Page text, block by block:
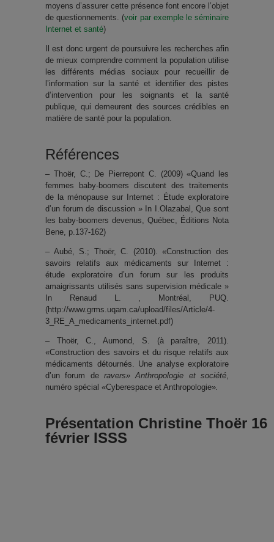
moyens d’assurer cette présence font encore l’objet
de questionnements. (voir par exemple le séminaire
Internet et santé)
Il est donc urgent de poursuivre les recherches afin
de mieux comprendre comment la population utilise
les différents médias sociaux pour recueillir de
l’information sur la santé et identifier des pistes
d’intervention pour les soignants et la santé
publique, qui demeurent des sources crédibles en
matière de santé pour la population.
Références
– Thoër, C.; De Pierrepont C. (2009) «Quand les
femmes baby-boomers discutent des traitements
de la ménopause sur Internet : Étude exploratoire
d’un forum de discussion »
In I.Olazabal, Que sont
les baby-boomers devenus, Québec, Éditions Nota
Bene, p.137-162)
– Aubé, S.; Thoër, C. (2010). «Construction des
savoirs relatifs aux médicaments sur Internet :
étude exploratoire d’un forum sur les produits
amaigrissants utilisés sans supervision médicale »
In Renaud L. , Montréal, PUQ.
(http://www.grms.uqam.ca/upload/files/Article/4-
3_RE_A_medicaments_internet.pdf)
– Thoër, C., Aumond, S. (à paraître, 2011).
«Construction des savoirs et du risque relatifs aux
médicaments détournés. Une analyse exploratoire
d’un forum de ravers» Anthropologie et société,
numéro spécial «Cyberespace et Anthropologie».
Présentation Christine Thoër 16
février ISSS